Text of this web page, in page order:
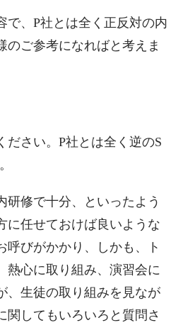
で、P社とは全く正反対の内
のご参考になればと考えま
ださい。P社とは全く逆のS
研修で十分、といったよう
に任せておけば良いような
呼びがかかり、しかも、ト
熱心に取り組み、演習会に
、生徒の取り組みを見なが
関してもいろいろと質問さ